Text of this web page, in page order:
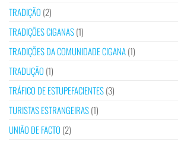
TRADIÇÃO (2)
TRADIÇÕES CIGANAS(1)
TRADIÇÕES DA COMUNIDADE CIGANA(1)
TRADUÇÃO (1)
TRÁFICO DE ESTUPEFACIENTES(3)
TURISTAS ESTRANGEIRAS(1)
UNIÃO DE FACTO (2)